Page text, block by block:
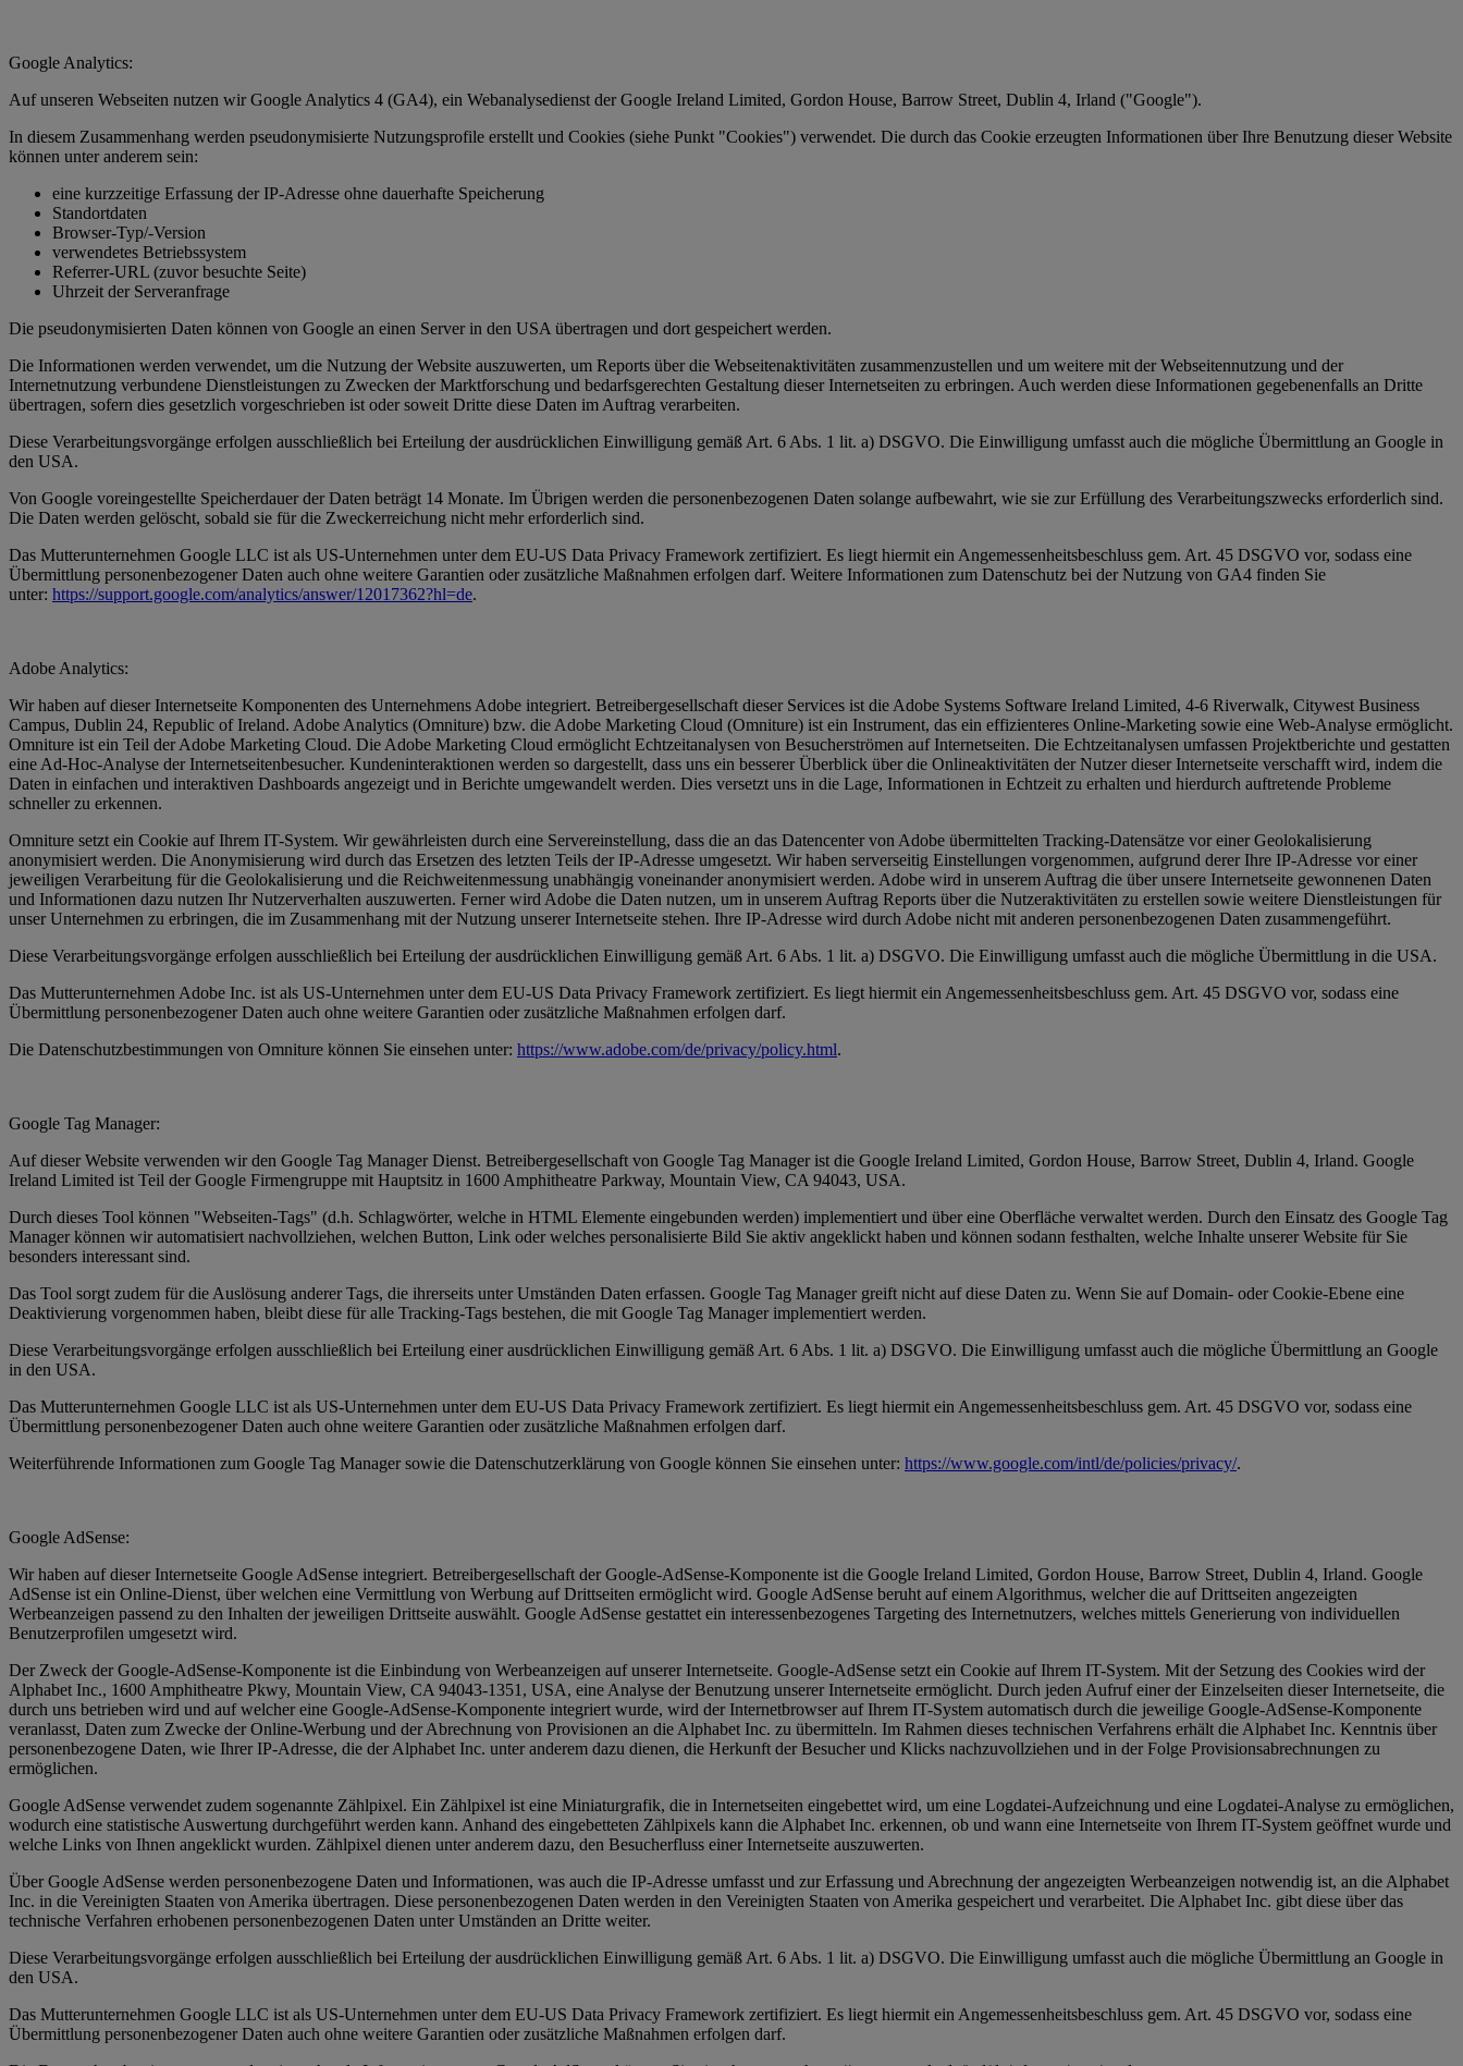
Google Analytics:
Auf unseren Webseiten nutzen wir Google Analytics 4 (GA4), ein Webanalysedienst der Google Ireland Limited, Gordon House, Barrow Street, Dublin 4, Irland ("Google").
In diesem Zusammenhang werden pseudonymisierte Nutzungsprofile erstellt und Cookies (siehe Punkt "Cookies") verwendet. Die durch das Cookie erzeugten Informationen über Ihre Benutzung dieser Website
können unter anderem sein:
eine kurzzeitige Erfassung der IP-Adresse ohne dauerhafte Speicherung
Standortdaten
Browser-Typ/-Version
verwendetes Betriebssystem
Referrer-URL (zuvor besuchte Seite)
Uhrzeit der Serveranfrage
Die pseudonymisierten Daten können von Google an einen Server in den USA übertragen und dort gespeichert werden.
Die Informationen werden verwendet, um die Nutzung der Website auszuwerten, um Reports über die Webseitenaktivitäten zusammenzustellen und um weitere mit der Webseitennutzung und der
Internetnutzung verbundene Dienstleistungen zu Zwecken der Marktforschung und bedarfsgerechten Gestaltung dieser Internetseiten zu erbringen. Auch werden diese Informationen gegebenenfalls an Dritte
übertragen, sofern dies gesetzlich vorgeschrieben ist oder soweit Dritte diese Daten im Auftrag verarbeiten.
Diese Verarbeitungsvorgänge erfolgen ausschließlich bei Erteilung der ausdrücklichen Einwilligung gemäß Art. 6 Abs. 1 lit. a) DSGVO. Die Einwilligung umfasst auch die mögliche Übermittlung an Google in
den USA.
Von Google voreingestellte Speicherdauer der Daten beträgt 14 Monate. Im Übrigen werden die personenbezogenen Daten solange aufbewahrt, wie sie zur Erfüllung des Verarbeitungszwecks erforderlich sind.
Die Daten werden gelöscht, sobald sie für die Zweckerreichung nicht mehr erforderlich sind.
Das Mutterunternehmen Google LLC ist als US-Unternehmen unter dem EU-US Data Privacy Framework zertifiziert. Es liegt hiermit ein Angemessenheitsbeschluss gem. Art. 45 DSGVO vor, sodass eine
Übermittlung personenbezogener Daten auch ohne weitere Garantien oder zusätzliche Maßnahmen erfolgen darf. Weitere Informationen zum Datenschutz bei der Nutzung von GA4 finden Sie
unter: https://support.google.com/analytics/answer/12017362?hl=de.
Adobe Analytics:
Wir haben auf dieser Internetseite Komponenten des Unternehmens Adobe integriert. Betreibergesellschaft dieser Services ist die Adobe Systems Software Ireland Limited, 4-6 Riverwalk, Citywest Business
Campus, Dublin 24, Republic of Ireland. Adobe Analytics (Omniture) bzw. die Adobe Marketing Cloud (Omniture) ist ein Instrument, das ein effizienteres Online-Marketing sowie eine Web-Analyse ermöglicht.
Omniture ist ein Teil der Adobe Marketing Cloud. Die Adobe Marketing Cloud ermöglicht Echtzeitanalysen von Besucherströmen auf Internetseiten. Die Echtzeitanalysen umfassen Projektberichte und gestatten
eine Ad-Hoc-Analyse der Internetseitenbesucher. Kundeninteraktionen werden so dargestellt, dass uns ein besserer Überblick über die Onlineaktivitäten der Nutzer dieser Internetseite verschafft wird, indem die
Daten in einfachen und interaktiven Dashboards angezeigt und in Berichte umgewandelt werden. Dies versetzt uns in die Lage, Informationen in Echtzeit zu erhalten und hierdurch auftretende Probleme
schneller zu erkennen.
Omniture setzt ein Cookie auf Ihrem IT-System. Wir gewährleisten durch eine Servereinstellung, dass die an das Datencenter von Adobe übermittelten Tracking-Datensätze vor einer Geolokalisierung
anonymisiert werden. Die Anonymisierung wird durch das Ersetzen des letzten Teils der IP-Adresse umgesetzt. Wir haben serverseitig Einstellungen vorgenommen, aufgrund derer Ihre IP-Adresse vor einer
jeweiligen Verarbeitung für die Geolokalisierung und die Reichweitenmessung unabhängig voneinander anonymisiert werden. Adobe wird in unserem Auftrag die über unsere Internetseite gewonnenen Daten
und Informationen dazu nutzen Ihr Nutzerverhalten auszuwerten. Ferner wird Adobe die Daten nutzen, um in unserem Auftrag Reports über die Nutzeraktivitäten zu erstellen sowie weitere Dienstleistungen für
unser Unternehmen zu erbringen, die im Zusammenhang mit der Nutzung unserer Internetseite stehen. Ihre IP-Adresse wird durch Adobe nicht mit anderen personenbezogenen Daten zusammengeführt.
Diese Verarbeitungsvorgänge erfolgen ausschließlich bei Erteilung der ausdrücklichen Einwilligung gemäß Art. 6 Abs. 1 lit. a) DSGVO. Die Einwilligung umfasst auch die mögliche Übermittlung in die USA.
Das Mutterunternehmen Adobe Inc. ist als US-Unternehmen unter dem EU-US Data Privacy Framework zertifiziert. Es liegt hiermit ein Angemessenheitsbeschluss gem. Art. 45 DSGVO vor, sodass eine
Übermittlung personenbezogener Daten auch ohne weitere Garantien oder zusätzliche Maßnahmen erfolgen darf.
Die Datenschutzbestimmungen von Omniture können Sie einsehen unter: https://www.adobe.com/de/privacy/policy.html.
Google Tag Manager:
Auf dieser Website verwenden wir den Google Tag Manager Dienst. Betreibergesellschaft von Google Tag Manager ist die Google Ireland Limited, Gordon House, Barrow Street, Dublin 4, Irland. Google
Ireland Limited ist Teil der Google Firmengruppe mit Hauptsitz in 1600 Amphitheatre Parkway, Mountain View, CA 94043, USA.
Durch dieses Tool können "Webseiten-Tags" (d.h. Schlagwörter, welche in HTML Elemente eingebunden werden) implementiert und über eine Oberfläche verwaltet werden. Durch den Einsatz des Google Tag
Manager können wir automatisiert nachvollziehen, welchen Button, Link oder welches personalisierte Bild Sie aktiv angeklickt haben und können sodann festhalten, welche Inhalte unserer Website für Sie
besonders interessant sind.
Das Tool sorgt zudem für die Auslösung anderer Tags, die ihrerseits unter Umständen Daten erfassen. Google Tag Manager greift nicht auf diese Daten zu. Wenn Sie auf Domain- oder Cookie-Ebene eine
Deaktivierung vorgenommen haben, bleibt diese für alle Tracking-Tags bestehen, die mit Google Tag Manager implementiert werden.
Diese Verarbeitungsvorgänge erfolgen ausschließlich bei Erteilung einer ausdrücklichen Einwilligung gemäß Art. 6 Abs. 1 lit. a) DSGVO. Die Einwilligung umfasst auch die mögliche Übermittlung an Google
in den USA.
Das Mutterunternehmen Google LLC ist als US-Unternehmen unter dem EU-US Data Privacy Framework zertifiziert. Es liegt hiermit ein Angemessenheitsbeschluss gem. Art. 45 DSGVO vor, sodass eine
Übermittlung personenbezogener Daten auch ohne weitere Garantien oder zusätzliche Maßnahmen erfolgen darf.
Weiterführende Informationen zum Google Tag Manager sowie die Datenschutzerklärung von Google können Sie einsehen unter: https://www.google.com/intl/de/policies/privacy/.
Google AdSense:
Wir haben auf dieser Internetseite Google AdSense integriert. Betreibergesellschaft der Google-AdSense-Komponente ist die Google Ireland Limited, Gordon House, Barrow Street, Dublin 4, Irland. Google
AdSense ist ein Online-Dienst, über welchen eine Vermittlung von Werbung auf Drittseiten ermöglicht wird. Google AdSense beruht auf einem Algorithmus, welcher die auf Drittseiten angezeigten
Werbeanzeigen passend zu den Inhalten der jeweiligen Drittseite auswählt. Google AdSense gestattet ein interessenbezogenes Targeting des Internetnutzers, welches mittels Generierung von individuellen
Benutzerprofilen umgesetzt wird.
Der Zweck der Google-AdSense-Komponente ist die Einbindung von Werbeanzeigen auf unserer Internetseite. Google-AdSense setzt ein Cookie auf Ihrem IT-System. Mit der Setzung des Cookies wird der
Alphabet Inc., 1600 Amphitheatre Pkwy, Mountain View, CA 94043-1351, USA, eine Analyse der Benutzung unserer Internetseite ermöglicht. Durch jeden Aufruf einer der Einzelseiten dieser Internetseite, die
durch uns betrieben wird und auf welcher eine Google-AdSense-Komponente integriert wurde, wird der Internetbrowser auf Ihrem IT-System automatisch durch die jeweilige Google-AdSense-Komponente
veranlasst, Daten zum Zwecke der Online-Werbung und der Abrechnung von Provisionen an die Alphabet Inc. zu übermitteln. Im Rahmen dieses technischen Verfahrens erhält die Alphabet Inc. Kenntnis über
personenbezogene Daten, wie Ihrer IP-Adresse, die der Alphabet Inc. unter anderem dazu dienen, die Herkunft der Besucher und Klicks nachzuvollziehen und in der Folge Provisionsabrechnungen zu
ermöglichen.
Google AdSense verwendet zudem sogenannte Zählpixel. Ein Zählpixel ist eine Miniaturgrafik, die in Internetseiten eingebettet wird, um eine Logdatei-Aufzeichnung und eine Logdatei-Analyse zu ermöglichen,
wodurch eine statistische Auswertung durchgeführt werden kann. Anhand des eingebetteten Zählpixels kann die Alphabet Inc. erkennen, ob und wann eine Internetseite von Ihrem IT-System geöffnet wurde und
welche Links von Ihnen angeklickt wurden. Zählpixel dienen unter anderem dazu, den Besucherfluss einer Internetseite auszuwerten.
Über Google AdSense werden personenbezogene Daten und Informationen, was auch die IP-Adresse umfasst und zur Erfassung und Abrechnung der angezeigten Werbeanzeigen notwendig ist, an die Alphabet
Inc. in die Vereinigten Staaten von Amerika übertragen. Diese personenbezogenen Daten werden in den Vereinigten Staaten von Amerika gespeichert und verarbeitet. Die Alphabet Inc. gibt diese über das
technische Verfahren erhobenen personenbezogenen Daten unter Umständen an Dritte weiter.
Diese Verarbeitungsvorgänge erfolgen ausschließlich bei Erteilung der ausdrücklichen Einwilligung gemäß Art. 6 Abs. 1 lit. a) DSGVO. Die Einwilligung umfasst auch die mögliche Übermittlung an Google in
den USA.
Das Mutterunternehmen Google LLC ist als US-Unternehmen unter dem EU-US Data Privacy Framework zertifiziert. Es liegt hiermit ein Angemessenheitsbeschluss gem. Art. 45 DSGVO vor, sodass eine
Übermittlung personenbezogener Daten auch ohne weitere Garantien oder zusätzliche Maßnahmen erfolgen darf.